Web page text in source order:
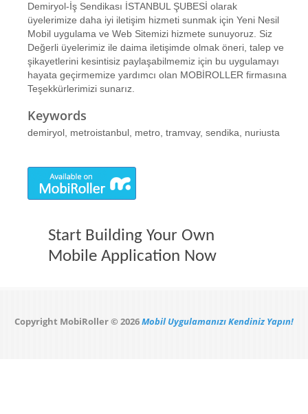
Demiryol-İş Sendikası İSTANBUL ŞUBESİ olarak
üyelerimize daha iyi iletişim hizmeti sunmak için Yeni Nesil
Mobil uygulama ve Web Sitemizi hizmete sunuyoruz. Siz
Değerli üyelerimiz ile daima iletişimde olmak öneri, talep ve
şikayetlerini kesintisiz paylaşabilmemiz için bu uygulamayı
hayata geçirmemize yardımcı olan MOBİROLLER firmasına
Teşekkürlerimizi sunarız.
Keywords
demiryol, metroistanbul, metro, tramvay, sendika, nuriusta
Start Building Your Own
Mobile Application Now
Copyright MobiRoller © 2026Mobil Uygulamanızı Kendiniz Yapın!